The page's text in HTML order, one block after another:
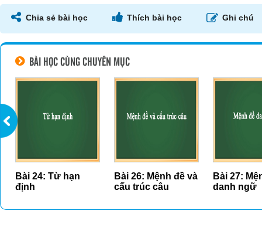
Chia sẻ bài học Thích bài học Ghi chú
BÀI HỌC CÙNG CHUYÊN MỤC
Bài 24: Từ hạn
định
Bài 26: Mệnh đề và
cấu trúc câu
Bài 27:
danh ngữ